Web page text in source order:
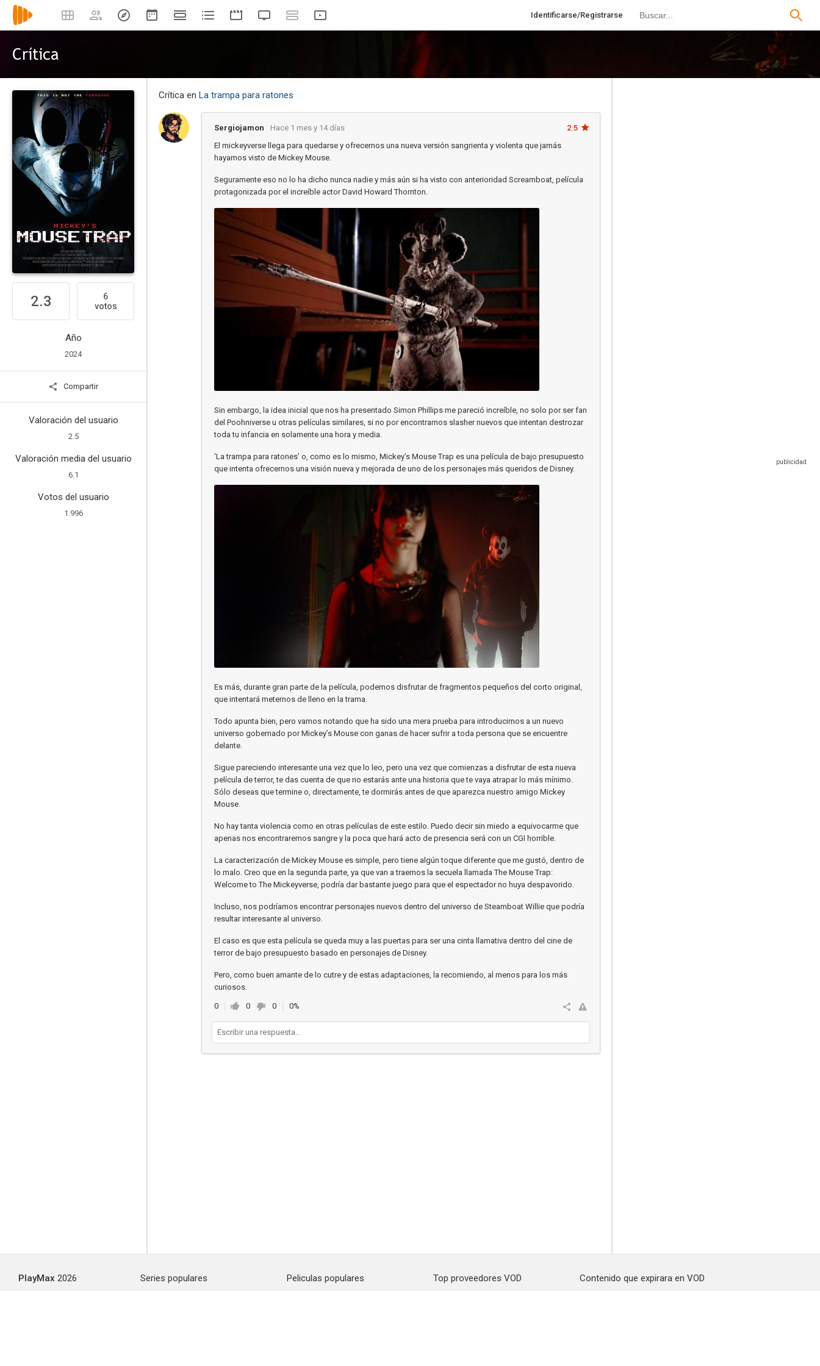
Identificarse/Registrarse
Crítica
2.3
6
votos
Año
2024
Compartir
Valoración del usuario
2.5
Valoración media del usuario
6.1
Votos del usuario
1.996
Crítica en La trampa para ratones
Sergiojamon Hace 1 mes y 14 días
2.5
El mickeyverse llega para quedarse y ofrecernos una nueva versión sangrienta y violenta que jamás
hayamos visto de Mickey Mouse.
Seguramente eso no lo ha dicho nunca nadie y más aún si ha visto con anterioridad Screamboat, película
protagonizada por el increíble actor David Howard Thornton.
Sin embargo, la idea inicial que nos ha presentado Simon Phillips me pareció increíble, no solo por ser fan
del Poohniverse u otras películas similares, si no por encontrarnos slasher nuevos que intentan destrozar
toda tu infancia en solamente una hora y media.
‘La trampa para ratones’ o, como es lo mismo, Mickey’s Mouse Trap es una película de bajo presupuesto
que intenta ofrecernos una visión nueva y mejorada de uno de los personajes más queridos de Disney.
Es más, durante gran parte de la película, podemos disfrutar de fragmentos pequeños del corto original,
que intentará meternos de lleno en la trama.
Todo apunta bien, pero vamos notando que ha sido una mera prueba para introducirnos a un nuevo
universo gobernado por Mickey’s Mouse con ganas de hacer sufrir a toda persona que se encuentre
delante.
Sigue pareciendo interesante una vez que lo leo, pero una vez que comienzas a disfrutar de esta nueva
película de terror, te das cuenta de que no estarás ante una historia que te vaya atrapar lo más mínimo.
Sólo deseas que termine o, directamente, te dormirás antes de que aparezca nuestro amigo Mickey
Mouse.
No hay tanta violencia como en otras películas de este estilo. Puedo decir sin miedo a equivocarme que
apenas nos encontraremos sangre y la poca que hará acto de presencia será con un CGI horrible.
La caracterización de Mickey Mouse es simple, pero tiene algún toque diferente que me gustó, dentro de
lo malo. Creo que en la segunda parte, ya que van a traernos la secuela llamada The Mouse Trap:
Welcome to The Mickeyverse, podría dar bastante juego para que el espectador no huya despavorido.
Incluso, nos podríamos encontrar personajes nuevos dentro del universo de Steamboat Willie que podría
resultar interesante al universo.
El caso es que esta película se queda muy a las puertas para ser una cinta llamativa dentro del cine de
terror de bajo presupuesto basado en personajes de Disney.
Pero, como buen amante de lo cutre y de estas adaptaciones, la recomiendo, al menos para los más
curiosos.
0 0 0 0%
PlayMax 2026
Series populares
Peliculas populares
Top proveedores VOD
Contenido que expirara en VOD